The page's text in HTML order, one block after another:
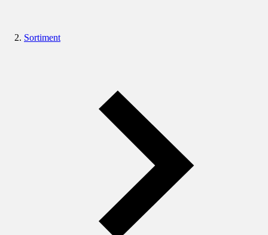
Sortiment